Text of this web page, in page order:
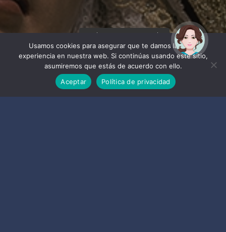
Usamos cookies para asegurar que te damos la mejor
experiencia en nuestra web. Si continúas usando este sitio,
asumiremos que estás de acuerdo con ello.
Aceptar
Política de privacidad
¡Hola! Soy Noy. ¿Puedo
ayudarte?